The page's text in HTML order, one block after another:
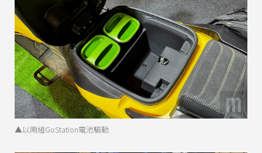
▲以兩組GoStation電池驅動